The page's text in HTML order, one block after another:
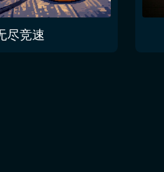
尽竞速